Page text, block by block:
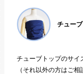
チュー
チューブトップのサイ
（それ以外の方はご相